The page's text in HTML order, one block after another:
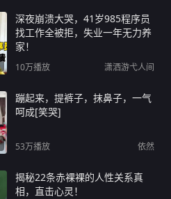
深夜崩溃大哭，41岁985程序员
找工作全被拒，失业一年无力养
家！
10万播放 潇洒游弋人间
蹦起来，提裤子，抹鼻子，一气
呵成[笑哭]
53万播放 依然
揭秘22条赤裸裸的人性关系真
相，直击心灵！